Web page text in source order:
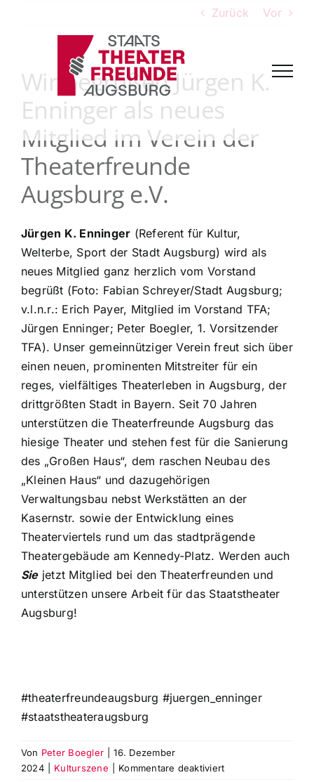
Zurück Vor
Wir begrüßen Jürgen K.
Enninger als neues
Mitglied im Verein der
Theaterfreunde
Augsburg e.V.
Jürgen K. Enninger (Referent für Kultur,
Welterbe, Sport der Stadt Augsburg) wird als
neues Mitglied ganz herzlich vom Vorstand
begrüßt (Foto: Fabian Schreyer/Stadt Augsburg;
v.l.n.r.: Erich Payer, Mitglied im Vorstand TFA;
Jürgen Enninger; Peter Boegler, 1. Vorsitzender
TFA). Unser gemeinnütziger Verein freut sich über
einen neuen, prominenten Mitstreiter für ein
reges, vielfältiges Theaterleben in Augsburg, der
drittgrößten Stadt in Bayern. Seit 70 Jahren
unterstützen die Theaterfreunde Augsburg das
hiesige Theater und stehen fest für die Sanierung
des „Großen Haus“, dem raschen Neubau des
„Kleinen Haus“ und dazugehörigen
Verwaltungsbau nebst Werkstätten an der
Kasernstr. sowie der Entwicklung eines
Theaterviertels rund um das stadtprägende
Theatergebäude am Kennedy-Platz. Werden auch
Siejetzt Mitglied bei den Theaterfreunden und
unterstützen unsere Arbeit für das Staatstheater
Augsburg!
#theaterfreundeaugsburg #juergen_enninger
#staatstheateraugsburg
Von Peter Boegler
16. Dezember
2024
Kulturszene Kommentare deaktiviertfür